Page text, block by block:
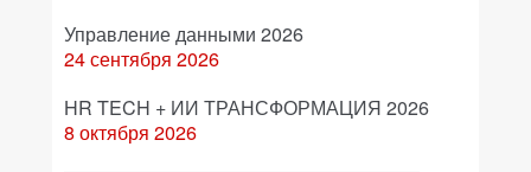
Управление данными 2026
24 сентября 2026
HR TECH + ИИ ТРАНСФОРМАЦИЯ 2026
8 октября 2026